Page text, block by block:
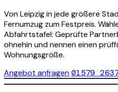
Von Leipzig in jede größere
Fernumzug zum Festpreis.
Abfahrtstafel: Geprüfte
ohnehin und nennen einen
Wohnungsgröße.
Angebot anfragen01579